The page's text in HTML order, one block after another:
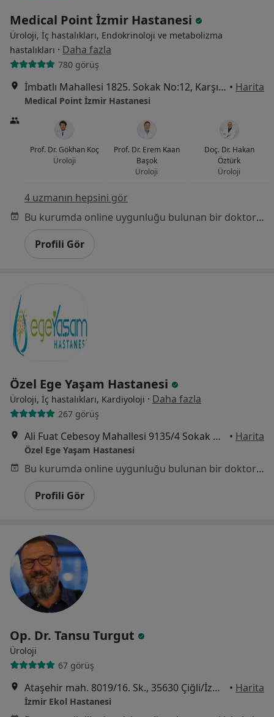
Medical Point İzmir Hastanesi
Üroloji, İç hastalıkları, Endokrinoloji ve metabolizma
hastalıkları · Daha fazla
780 görüş
İmbatlı Mahallesi 1825. Sokak No:12, Karşıyaka • Harita
Medical Point İzmir Hastanesi
Prof. Dr. Gökhan Koç
Üroloji
Prof. Dr. Erem Kaan
Başok
Üroloji
Doç. Dr. Hakan
Öztürk
Üroloji
4 uzmanın hepsini gör
Bu kurumda online uygunluğu bulunan bir doktor veya uzman bulunamadı
Profili Gör
Özel Ege Yaşam Hastanesi
Üroloji, İç hastalıkları, Kardiyoloji · Daha fazla
267 görüş
Ali Fuat Cebesoy Mahallesi 9135/4 Sokak No:4, Karabağlar • Harita
Özel Ege Yaşam Hastanesi
Bu kurumda online uygunluğu bulunan bir doktor veya uzman bulunamadı
Profili Gör
Op. Dr. Tansu Turgut
Üroloji
67 görüş
Ataşehir mah. 8019/16. Sk., 35630 Çiğli/İzmir, İzmir • Harita
İzmir Ekol Hastanesi